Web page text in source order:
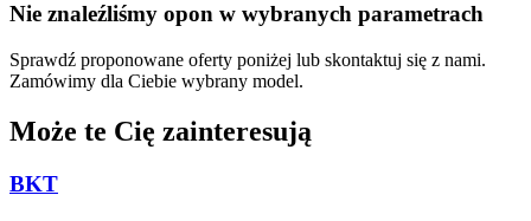
Nie znaleźliśmy opon w wybranych parametrach
Sprawdź proponowane oferty poniżej lub skontaktuj się z nami.
Zamówimy dla Ciebie wybrany model.
Może te Cię zainteresują
BKT